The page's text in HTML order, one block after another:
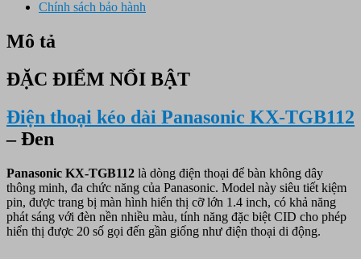
Chính sách bảo hành
Mô tả
ĐẶC ĐIỂM NỔI BẬT
Điện thoại kéo dài Panasonic KX-TGB112
– Đen
Panasonic KX-TGB112 là dòng điện thoại để bàn không dây
thông minh, đa chức năng của Panasonic. Model này siêu tiết kiệm
pin, được trang bị màn hình hiển thị cỡ lớn 1.4 inch, có khả năng
phát sáng với đèn nền nhiều màu, tính năng đặc biệt CID cho phép
hiển thị được 20 số gọi đến gần giống như điện thoại di động.